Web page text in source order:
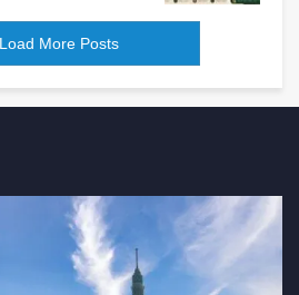
Load More Posts